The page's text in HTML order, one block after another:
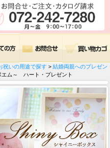
祝いの用途で探す > 結婚両親へのプレゼン
エム～ ハート・プレゼント